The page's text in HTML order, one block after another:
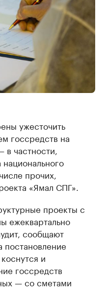
ужесточить
госсредств на
частности,
прочих,
«Ямал СПГ».
проекты с
ежеквартально
сообщают
постановление
и
госсредств
— со сметами